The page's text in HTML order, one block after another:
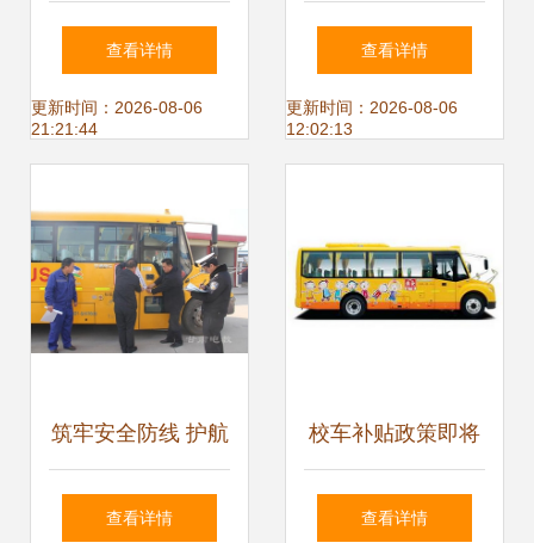
阅卷 西青区启动校
车试点运营，为学
障
查看详情
更新时间：2026-08-06
21:21:44
十字的一天 校车运
营服务背后的城市
查看详情
更新时间：2026-08-06
12:02:13
筑牢安全防线 护航
平安学途——兰州
查看详情
校车补贴政策即将
出台，市场向售后
查看详情